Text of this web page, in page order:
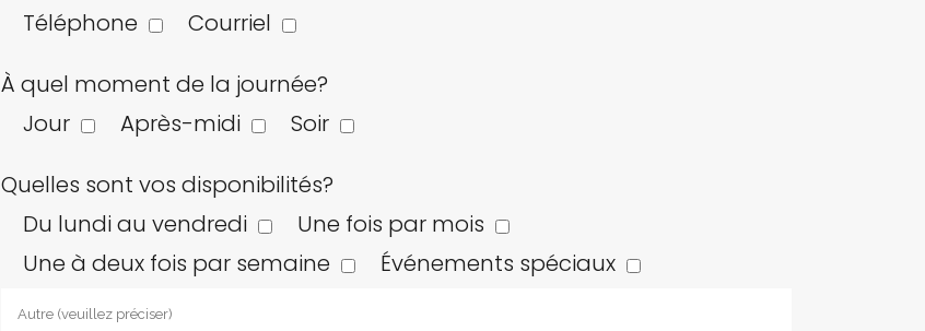
Téléphone
Courriel
À quel moment de la journée?
Jour
Après-midi
Soir
Quelles sont vos disponibilités?
Du lundi au vendredi
Une fois par mois
Une à deux fois par semaine
Événements spéciaux